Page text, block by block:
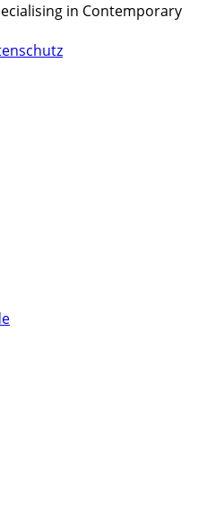
in Contemporary